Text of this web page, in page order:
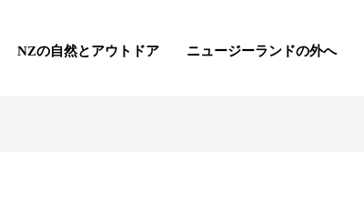
NZの自然とアウトドア ニュージーランドの外へ